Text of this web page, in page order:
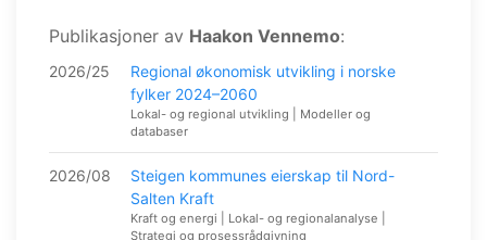
Publikasjoner av Haakon Vennemo:
2026/25
Regional økonomisk utvikling i norske
fylker 2024–2060
Lokal- og regional utvikling | Modeller og
databaser
2026/08
Steigen kommunes eierskap til Nord-
Salten Kraft
Kraft og energi | Lokal- og regionalanalyse |
Strategi og prosessrådgivning